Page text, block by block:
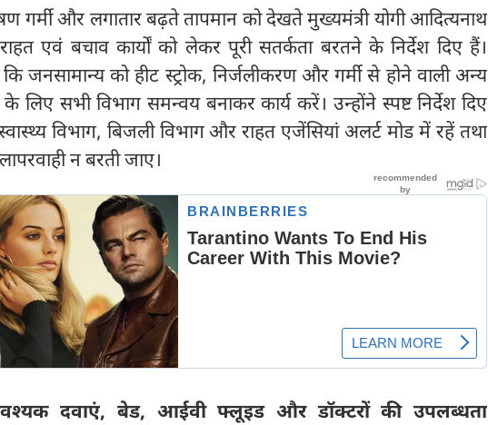
गर्मी और लगातार बढ़ते तापमान को देखते मुख्यमंत्री योगी आदित्यनाथ
एवं बचाव कार्यों को लेकर पूरी सतर्कता बरतने के निर्देश दिए हैं।
जनसामान्य को हीट स्ट्रोक, निर्जलीकरण और गर्मी से होने वाली अन्य
सभी विभाग समन्वय बनाकर कार्य करें। उन्होंने स्पष्ट निर्देश दिए
विभाग, बिजली विभाग और राहत एजेंसियां अलर्ट मोड में रहें तथा
न बरती जाए।
दवाएं, बेड, आईवी फ्लूइड और डॉक्टरों की उपलब्धता